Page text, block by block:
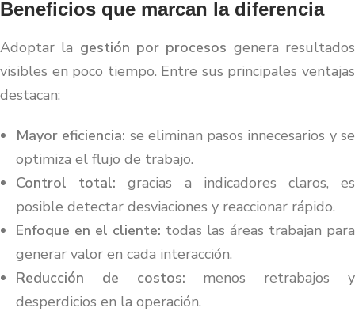
Beneficios que marcan la diferencia
Adoptar la gestión por procesos genera resultados
visibles en poco tiempo. Entre sus principales ventajas
destacan:
Mayor eficiencia: se eliminan pasos innecesarios y se
optimiza el flujo de trabajo.
Control total: gracias a indicadores claros, es
posible detectar desviaciones y reaccionar rápido.
Enfoque en el cliente: todas las áreas trabajan para
generar valor en cada interacción.
Reducción de costos: menos retrabajos y
desperdicios en la operación.